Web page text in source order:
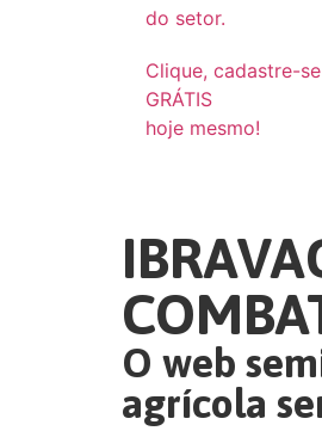
do setor.
Clique, cadastre-
GRÁTIS
hoje mesmo!
O web
agrícola